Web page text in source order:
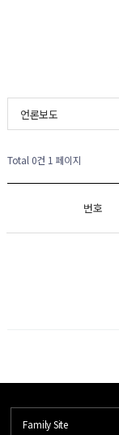
언론보도
Total 0건 1 페이지
번호